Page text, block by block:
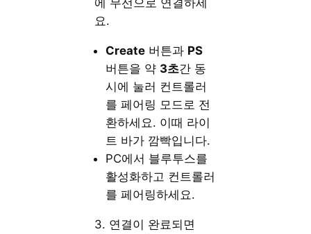
에 무선으로 연결하세
요.
Create 버튼과 PS
버튼을 약 3초간 동
시에 눌러 컨트롤러
를 페어링 모드로 전
환하세요. 이때 라이
트 바가 깜빡입니다.
PC에서 블루투스를
활성화하고 컨트롤러
를 페어링하세요.
3. 연결이 완료되면